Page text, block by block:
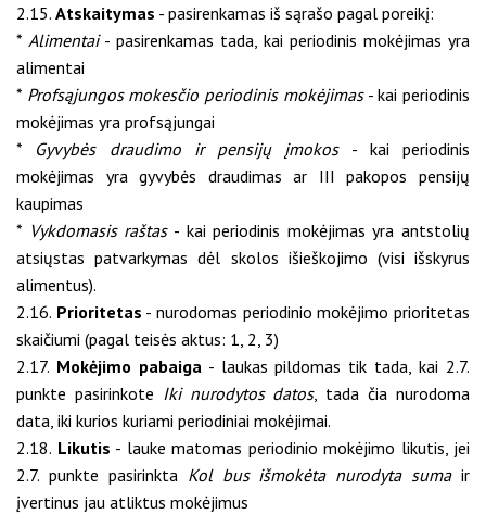
2.15. Atskaitymas - pasirenkamas iš sąrašo pagal poreikį:
* Alimentai- pasirenkamas tada, kai periodinis mokėjimas yra
alimentai
* Profsąjungos mokesčio periodinis mokėjimas- kai periodinis
mokėjimas yra profsąjungai
* Gyvybės draudimo ir pensijų įmokos- kai periodinis
mokėjimas yra gyvybės draudimas ar III pakopos pensijų
kaupimas
* Vykdomasis raštas- kai periodinis mokėjimas yra antstolių
atsiųstas patvarkymas dėl skolos išieškojimo (visi išskyrus
alimentus).
2.16. Prioritetas - nurodomas periodinio mokėjimo prioritetas
skaičiumi (pagal teisės aktus: 1, 2, 3)
2.17. Mokėjimo pabaiga - laukas pildomas tik tada, kai 2.7.
punkte pasirinkote Iki nurodytos datos, tada čia nurodoma
data, iki kurios kuriami periodiniai mokėjimai.
2.18. Likutis - lauke matomas periodinio mokėjimo likutis, jei
2.7. punkte pasirinkta Kol bus išmokėta nurodyta sumair
įvertinus jau atliktus mokėjimus